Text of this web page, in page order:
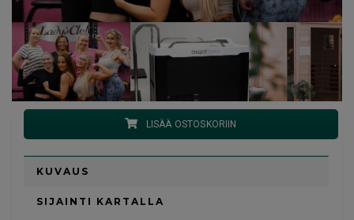
LISÄÄ OSTOSKORIIN
KUVAUS
SIJAINTI KARTALLA